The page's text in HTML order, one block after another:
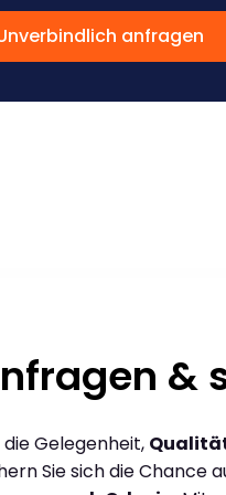
anfragen
&
Gelegenheit,
Sie sich die Chance